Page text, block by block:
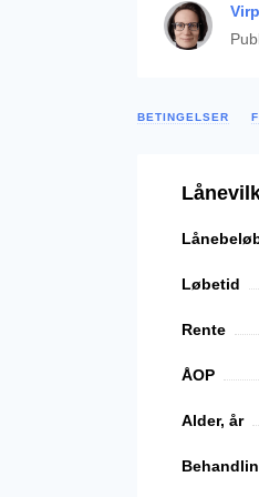
BETINGELSER
Løbetid
Rente
ÅOP
Alder, år